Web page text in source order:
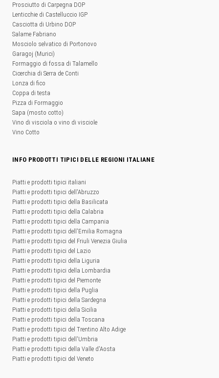
Prosciutto di Carpegna DOP
Lenticchie di Castelluccio IGP
Casciotta di Urbino DOP
Salame Fabriano
Mosciolo selvatico di Portonovo
Garagoj (Murici)
Formaggio di fossa di Talamello
Cicerchia di Serra de Conti
Lonza di fico
Coppa di testa
Pizza di Formaggio
Sapa (mosto cotto)
Vino di visciola o vino di visciole
Vino Cotto
INFO PRODOTTI TIPICI DELLE REGIONI ITALIANE
Piatti e prodotti tipici italiani
Piatti e prodotti tipici dell'Abruzzo
Piatti e prodotti tipici della Basilicata
Piatti e prodotti tipici della Calabria
Piatti e prodotti tipici della Campania
Piatti e prodotti tipici dell'Emilia Romagna
Piatti e prodotti tipici del Friuli Venezia Giulia
Piatti e prodotti tipici del Lazio
Piatti e prodotti tipici della Liguria
Piatti e prodotti tipici della Lombardia
Piatti e prodotti tipici del Piemonte
Piatti e prodotti tipici della Puglia
Piatti e prodotti tipici della Sardegna
Piatti e prodotti tipici della Sicilia
Piatti e prodotti tipici della Toscana
Piatti e prodotti tipici del Trentino Alto Adige
Piatti e prodotti tipici dell'Umbria
Piatti e prodotti tipici della Valle d'Aosta
Piatti e prodotti tipici del Veneto